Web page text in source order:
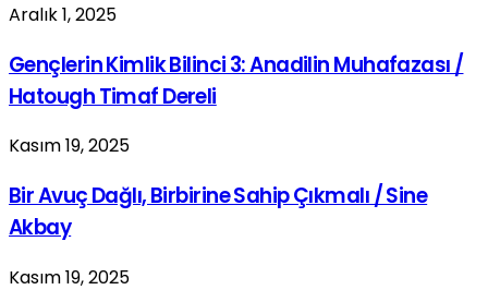
Aralık 1, 2025
Gençlerin Kimlik Bilinci 3: Anadilin Muhafazası /
Hatough Timaf Dereli
Kasım 19, 2025
Bir Avuç Dağlı, Birbirine Sahip Çıkmalı / Sine
Akbay
Kasım 19, 2025